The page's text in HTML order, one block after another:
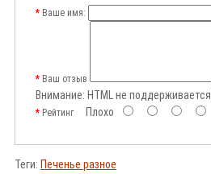
Ваше имя:
Ваш отзыв
Внимание: HTML не
РейтингПлохо
Теги: Печенье разное